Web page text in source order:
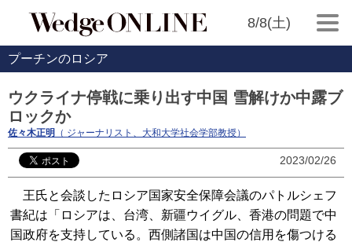
8/8(土)
プーチンのロシア
ウクライナ停戦に乗り出す中国 雪解けか中露ブ
ロックか
佐々木正明 （ ジャーナリスト、大和大学社会学部教授）
2023/02/26
王氏と会談したロシア国家安全保障会議のパトルシェフ
書紀は「ロシアは、台湾、新疆ウイグル、香港の問題で中
国政府を支持している。西側諸国は中国の信用を傷つける